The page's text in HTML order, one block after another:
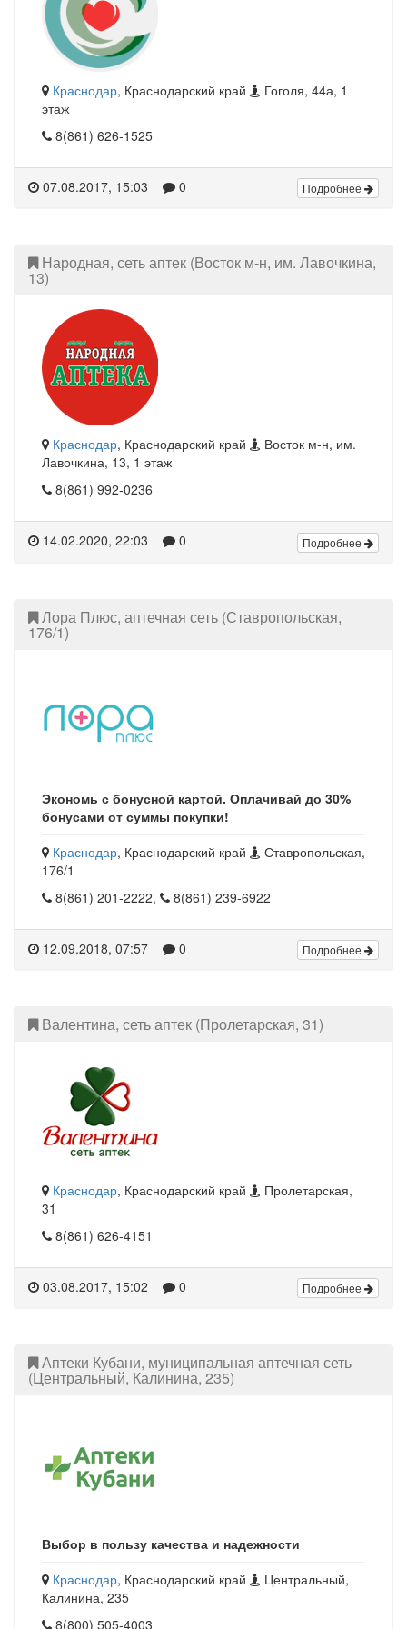
Краснодар, Краснодарский край
Гоголя, 44а, 1
этаж
8(861) 626-1525
07.08.2017, 15:03 0 Подробнее
Народная, сеть аптек (Восток м-н, им. Лавочкина,
13)
Краснодар, Краснодарский край
Восток м-н, им.
Лавочкина, 13, 1 этаж
8(861) 992-0236
14.02.2020, 22:03 0 Подробнее
Лора Плюс, аптечная сеть (Ставропольская,
176/1)
Экономь с бонусной картой. Оплачивай до 30%
бонусами от суммы покупки!
Краснодар, Краснодарский край
Ставропольская,
176/1
8(861) 201-2222,
8(861) 239-6922
12.09.2018, 07:57 0 Подробнее
Валентина, сеть аптек (Пролетарская, 31)
Краснодар, Краснодарский край
Пролетарская,
31
8(861) 626-4151
03.08.2017, 15:02 0 Подробнее
Аптеки Кубани, муниципальная аптечная сеть
(Центральный, Калинина, 235)
Выбор в пользу качества и надежности
Краснодар, Краснодарский край
Центральный,
Калинина, 235
8(800) 505-4003